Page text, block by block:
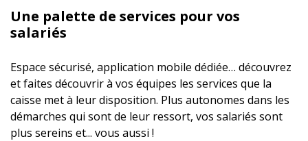
Une palette de services pour vos
salariés
Espace sécurisé, application mobile dédiée… découvrez
et faites découvrir à vos équipes les services que la
caisse met à leur disposition. Plus autonomes dans les
démarches qui sont de leur ressort, vos salariés sont
plus sereins et... vous aussi !